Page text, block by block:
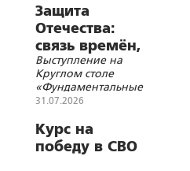
Защита
Отечества:
связь времён,
событий и
территорий
Выступление на
Круглом столе
«Фундаментальные
основы Союзного
современные
геополитические
вызовы»
31.07.2026
Курс на
победу в СВО